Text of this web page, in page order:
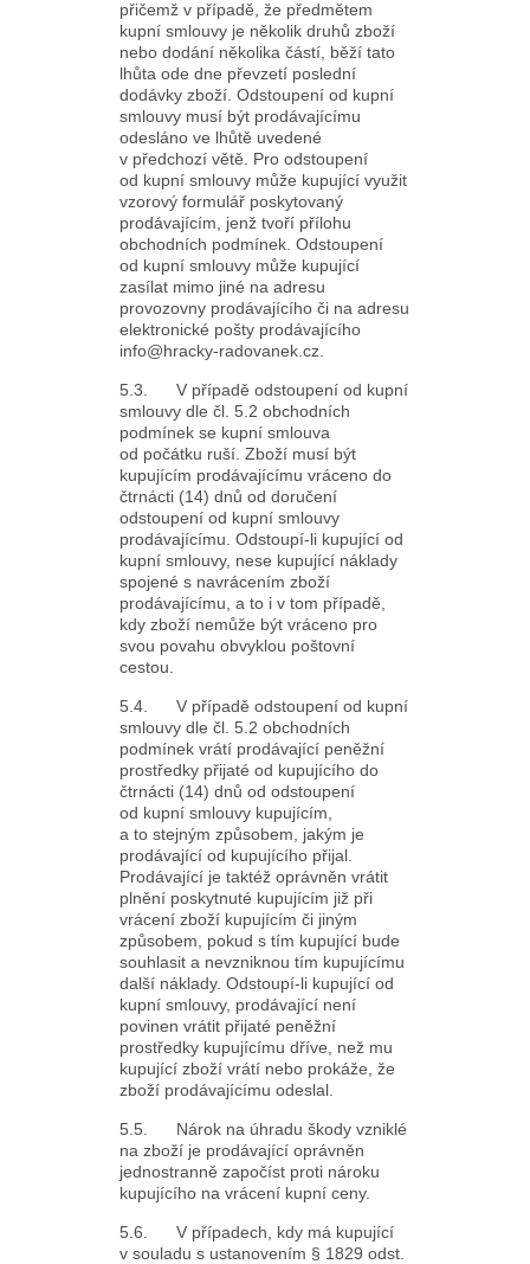
přičemž v případě, že předmětem
kupní smlouvy je několik druhů zboží
nebo dodání několika částí, běží tato
lhůta ode dne převzetí poslední
dodávky zboží. Odstoupení od kupní
smlouvy musí být prodávajícímu
odesláno ve lhůtě uvedené
v předchozí větě. Pro odstoupení
od kupní smlouvy může kupující využit
vzorový formulář poskytovaný
prodávajícím, jenž tvoří přílohu
obchodních podmínek. Odstoupení
od kupní smlouvy může kupující
zasílat mimo jiné na adresu
provozovny prodávajícího či na adresu
elektronické pošty prodávajícího
info@hracky-radovanek.cz.
5.3. V případě odstoupení od kupní
smlouvy dle čl. 5.2 obchodních
podmínek se kupní smlouva
od počátku ruší. Zboží musí být
kupujícím prodávajícímu vráceno do
čtrnácti (14) dnů od doručení
odstoupení od kupní smlouvy
prodávajícímu. Odstoupí-li kupující od
kupní smlouvy, nese kupující náklady
spojené s navrácením zboží
prodávajícímu, a to i v tom případě,
kdy zboží nemůže být vráceno pro
svou povahu obvyklou poštovní
cestou.
5.4. V případě odstoupení od kupní
smlouvy dle čl. 5.2 obchodních
podmínek vrátí prodávající peněžní
prostředky přijaté od kupujícího do
čtrnácti (14) dnů od odstoupení
od kupní smlouvy kupujícím,
a to stejným způsobem, jakým je
prodávající od kupujícího přijal.
Prodávající je taktéž oprávněn vrátit
plnění poskytnuté kupujícím již při
vrácení zboží kupujícím či jiným
způsobem, pokud s tím kupující bude
souhlasit a nevzniknou tím kupujícímu
další náklady. Odstoupí-li kupující od
kupní smlouvy, prodávající není
povinen vrátit přijaté peněžní
prostředky kupujícímu dříve, než mu
kupující zboží vrátí nebo prokáže, že
zboží prodávajícímu odeslal.
5.5. Nárok na úhradu škody vzniklé
na zboží je prodávající oprávněn
jednostranně započíst proti nároku
kupujícího na vrácení kupní ceny.
5.6. V případech, kdy má kupující
v souladu s ustanovením § 1829 odst.